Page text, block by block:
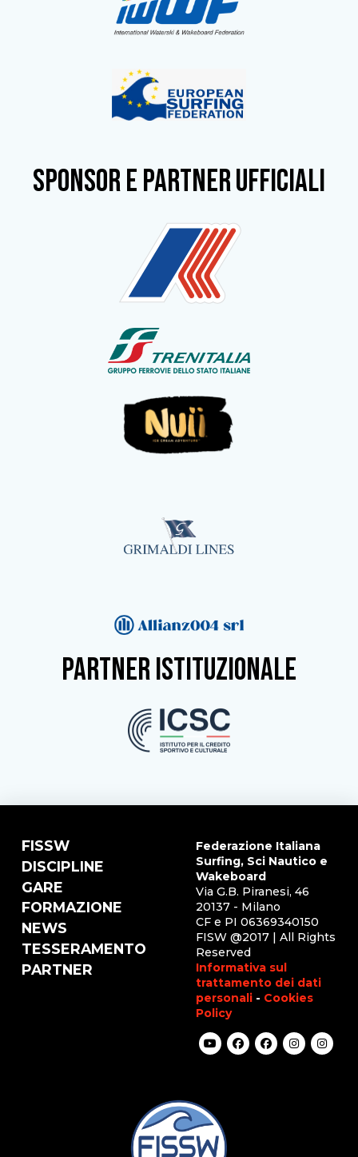
SPONSOR e partner ufficiali
partner istituzionale
FISSW
DISCIPLINE
GARE
FORMAZIONE
NEWS
TESSERAMENTO
PARTNER
Federazione Italiana
Surfing, Sci Nautico e
Wakeboard
Via G.B. Piranesi, 46
20137 - Milano
CF e PI 06369340150
FISW @2017 | All Rights
Reserved
Informativa sul
trattamento dei dati
personali - Cookies
Policy